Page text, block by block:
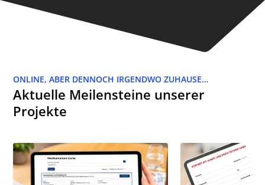
ONLINE, ABER DENNOCH IRGENDWO ZUHAUSE…
Aktuelle Meilensteine unserer
Projekte